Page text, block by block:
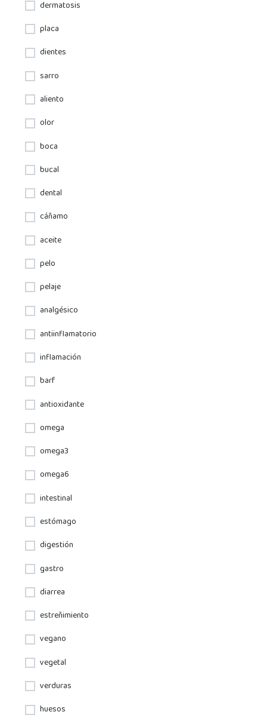
dermatosis
placa
dientes
sarro
aliento
olor
boca
bucal
dental
cáñamo
aceite
pelo
pelaje
analgésico
antiinflamatorio
inflamación
barf
antioxidante
omega
omega3
omega6
intestinal
estómago
digestión
gastro
diarrea
estreñimiento
vegano
vegetal
verduras
huesos